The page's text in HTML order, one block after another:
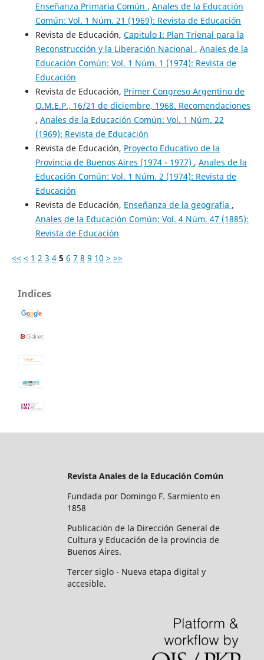
Enseñanza Primaria Común , Anales de la Educación
Común: Vol. 1 Núm. 21 (1969): Revista de Educación
Revista de Educación, Capitulo I: Plan Trienal para la
Reconstrucción y la Liberación Nacional , Anales de la
Educación Común: Vol. 1 Núm. 1 (1974): Revista de
Educación
Revista de Educación, Primer Congreso Argentino de
O.M.E.P., 16/21 de diciembre, 1968. Recomendaciones
, Anales de la Educación Común: Vol. 1 Núm. 22
(1969): Revista de Educación
Revista de Educación, Proyecto Educativo de la
Provincia de Buenos Aires (1974 - 1977) , Anales de la
Educación Común: Vol. 1 Núm. 2 (1974): Revista de
Educación
Revista de Educación, Enseñanza de la geografía ,
Anales de la Educación Común: Vol. 4 Núm. 47 (1885):
Revista de Educación
<< < 1 2 3 4 5 6 7 8 9 10 > >>
Indices
Revista Anales de la Educación Común
Fundada por Domingo F. Sarmiento en
1858
Publicación de la Dirección General de
Cultura y Educación de la provincia de
Buenos Aires.
Tercer siglo - Nueva etapa digital y
accesible.